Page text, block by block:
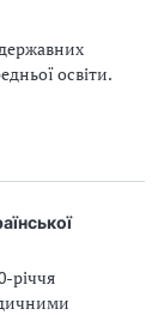
освіти.
річчя